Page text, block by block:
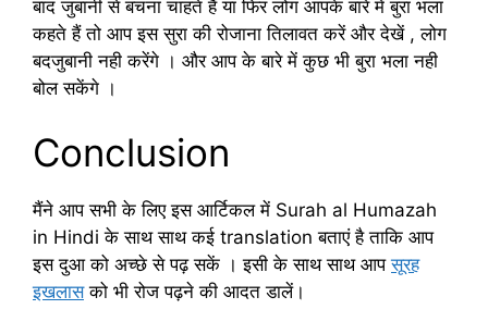
बाद जुबानी से बचना चाहते हैं या फिर लोग आपके बारे में बुरा भला
कहते हैं तो आप इस सुरा की रोजाना तिलावत करें और देखें , लोग
बदजुबानी नही करेंगे । और आप के बारे में कुछ भी बुरा भला नही
बोल सकेंगे ।
Conclusion
मैंने आप सभी के लिए इस आर्टिकल में Surah al Humazah
in Hindi के साथ साथ कई translation बताएं है ताकि आप
इस दुआ को अच्छे से पढ़ सकें । इसी के साथ साथ आपसूरह
इखलासको भी रोज पढ़ने की आदत डालें।